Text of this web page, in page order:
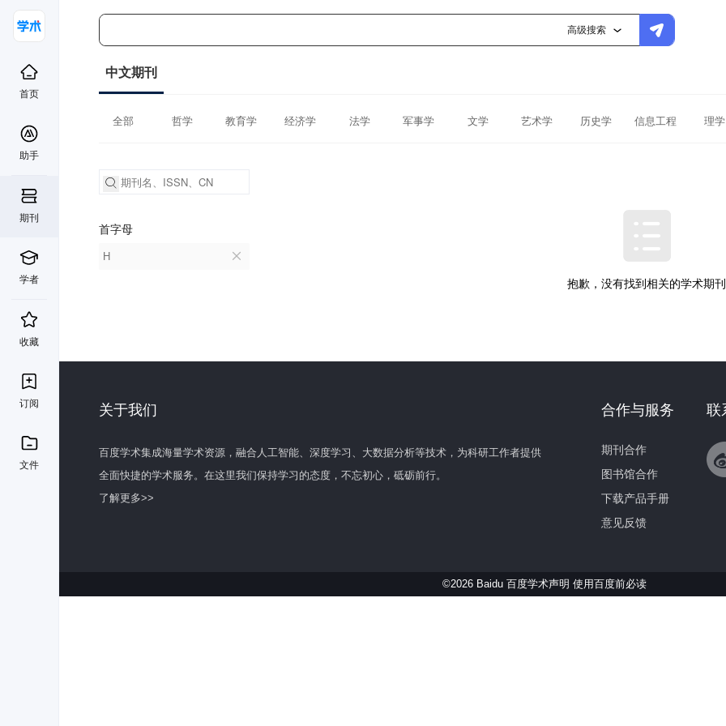
高级搜索
首页
助手
期刊
学者
收藏
订阅
文件
中文期刊
全部 哲学 教育学 经济学 法学 军事学 文学 艺术学 历史学 信息工程 理学
首字母
H
抱歉，没有找到相关的学术期刊
关于我们
百度学术集成海量学术资源，融合人工智能、深度学习、大数据分析等技术，为科研工作者提供
全面快捷的学术服务。在这里我们保持学习的态度，不忘初心，砥砺前行。
了解更多>>
联
合作与服务
期刊合作
图书馆合作
下载产品手册
意见反馈
©2026 Baidu 百度学术声明 使用百度前必读